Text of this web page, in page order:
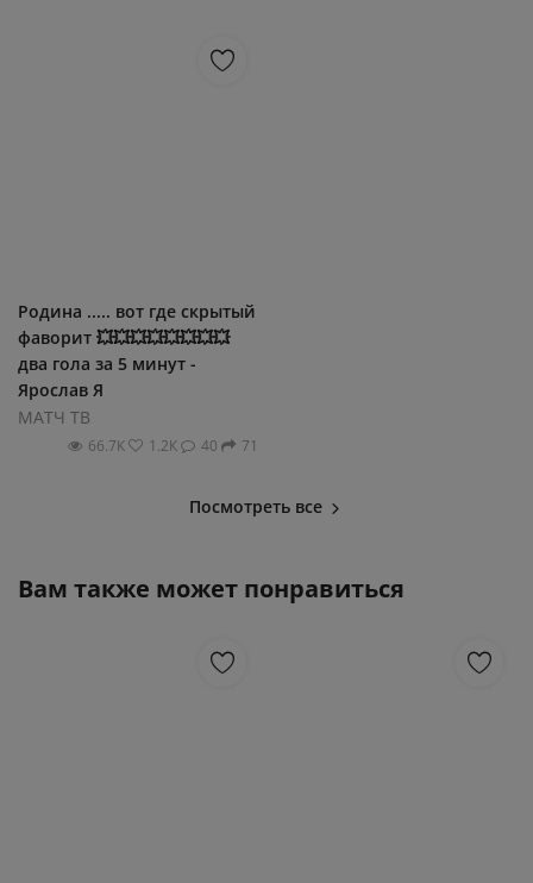
Родина ..... вот где скрытый
фаворит 💥💥💥💥💥💥💥💥
два гола за 5 минут -
Ярослав Я
МАТЧ ТВ
66.7К 1.2К 40 71
Посмотреть все
Вам также может понравиться